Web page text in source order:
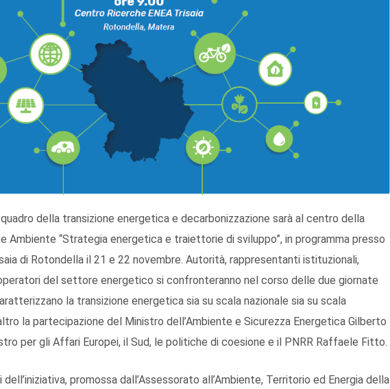
della transizione energetica e decarbonizzazione sarà al centro della
Ambiente “Strategia energetica e traiettorie di sviluppo”, in programma presso
di Rotondella il 21 e 22 novembre. Autorità, rappresentanti istituzionali,
del settore energetico si confronteranno nel corso delle due giornate
la transizione energetica sia su scala nazionale sia su scala
la partecipazione del Ministro dell’Ambiente e Sicurezza Energetica Gilberto
per gli Affari Europei, il Sud, le politiche di coesione e il PNRR Raffaele Fitto.
dell’iniziativa, promossa dall’Assessorato all’Ambiente, Territorio ed Energia della